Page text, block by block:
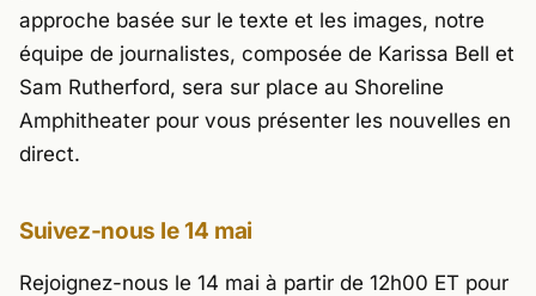
approche basée sur le texte et les images, notre
équipe de journalistes, composée de Karissa Bell et
Sam Rutherford, sera sur place au Shoreline
Amphitheater pour vous présenter les nouvelles en
direct.
Suivez-nous le 14 mai
Rejoignez-nous le 14 mai à partir de 12h00 ET pour